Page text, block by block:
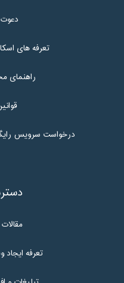
تعرفه های اسکای روم
راهنمای
درخواست سرویس
تعرفه ایجاد